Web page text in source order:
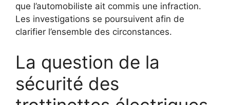
que l’automobiliste ait commis une infraction.
Les investigations se poursuivent afin de
clarifier l’ensemble des circonstances.
La question de la
sécurité des